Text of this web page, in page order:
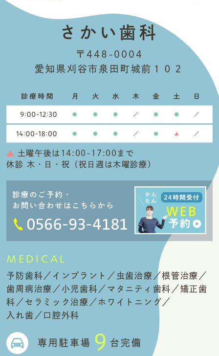
さかい歯科
〒448-0004
愛知県刈谷市泉田町城前１０２
土曜午後は14:00-17:00まで
休診 木・日・祝（祝日週は木曜診療）
MEDICAL
予防歯科／インプラント／虫歯治療／根管治療／
歯周病治療／小児歯科／ マタニティ歯科／矯正歯
科／セラミック治療／ ホワイトニング／
入れ歯／口腔外科
専用駐車場 9 台完備